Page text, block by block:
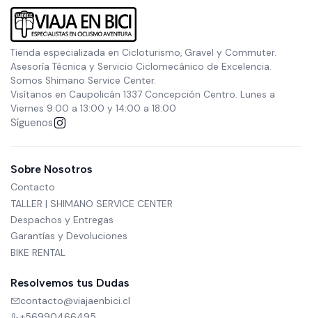
Tienda especializada en Cicloturismo, Gravel y Commuter.
Asesoría Técnica y Servicio Ciclomecánico de Excelencia.
Somos Shimano Service Center.
Visítanos en Caupolicán 1337 Concepción Centro. Lunes a
Viernes 9:00 a 13:00 y 14:00 a 18:00
Síguenos
Sobre Nosotros
Contacto
TALLER | SHIMANO SERVICE CENTER
Despachos y Entregas
Garantías y Devoluciones
BIKE RENTAL
Resolvemos tus Dudas
contacto@viajaenbici.cl